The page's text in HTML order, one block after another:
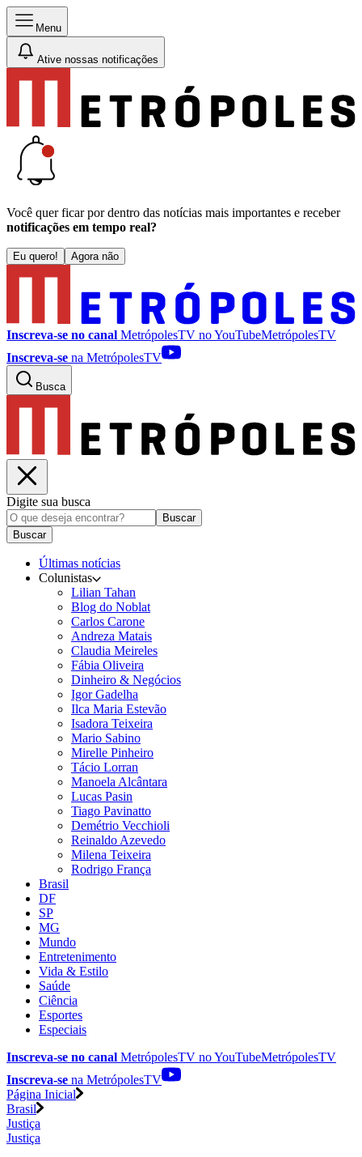
Menu
Ative nossas notificações
Você quer ficar por dentro das notícias mais importantes e receber
notificações em tempo real?
Eu quero! Agora não
Inscreva-se no canal MetrópolesTV noYouTubeMetrópolesTV
Inscreva-se na MetrópolesTV
Busca
Digite sua busca
Buscar
Buscar
Últimas notícias
Colunistas
Lilian Tahan
Blog do Noblat
Carlos Carone
Andreza Matais
Claudia Meireles
Fábia Oliveira
Dinheiro & Negócios
Igor Gadelha
Ilca Maria Estevão
Isadora Teixeira
Mario Sabino
Mirelle Pinheiro
Tácio Lorran
Manoela Alcântara
Lucas Pasin
Tiago Pavinatto
Demétrio Vecchioli
Reinaldo Azevedo
Milena Teixeira
Rodrigo França
Brasil
DF
SP
MG
Mundo
Entretenimento
Vida & Estilo
Saúde
Ciência
Esportes
Especiais
Inscreva-se no canal MetrópolesTV noYouTubeMetrópolesTV
Inscreva-se na MetrópolesTV
Página Inicial
Brasil
Justiça
Justiça